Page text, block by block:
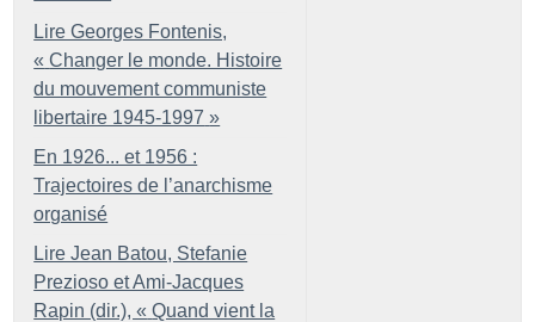
Lire Georges Fontenis,
« Changer le monde. Histoire
du mouvement communiste
libertaire 1945-1997 »
En 1926... et 1956 :
Trajectoires de l’anarchisme
organisé
Lire Jean Batou, Stefanie
Prezioso et Ami-Jacques
Rapin (dir.), « Quand vient la